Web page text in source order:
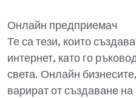
Онлайн предприемач
Те са тези, които
интернет, като го
света. Онлайн
варират от създаване